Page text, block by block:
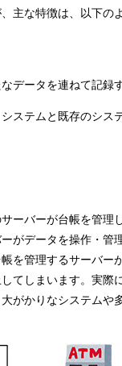
主な特徴は、以下の
データを連ねて記録
ステムと既存のシス
ーバーが台帳を管理
がデータを操作・管
を管理するサーバー
てしまいます。実際
がかりなシステムや